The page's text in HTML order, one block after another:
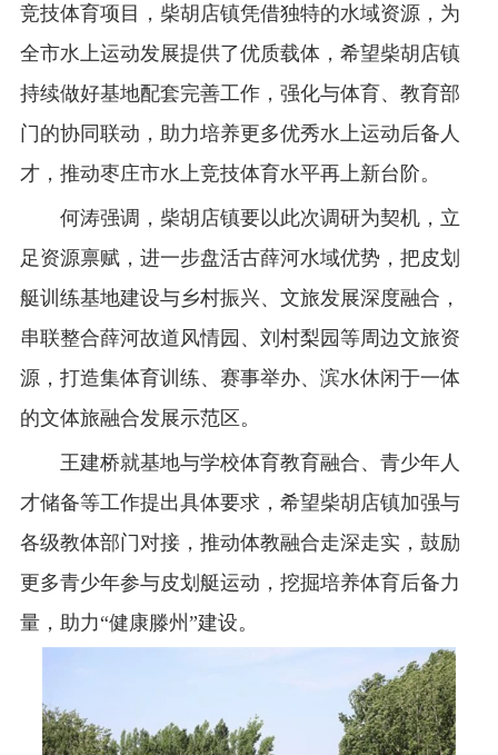
竞技体育项目，柴胡店镇凭借独特的水域资源，为
全市水上运动发展提供了优质载体，希望柴胡店镇
持续做好基地配套完善工作，强化与体育、教育部
门的协同联动，助力培养更多优秀水上运动后备人
才，推动枣庄市水上竞技体育水平再上新台阶。
何涛强调，柴胡店镇要以此次调研为契机，立
足资源禀赋，进一步盘活古薛河水域优势，把皮划
艇训练基地建设与乡村振兴、文旅发展深度融合，
串联整合薛河故道风情园、刘村梨园等周边文旅资
源，打造集体育训练、赛事举办、滨水休闲于一体
的文体旅融合发展示范区。
王建桥就基地与学校体育教育融合、青少年人
才储备等工作提出具体要求，希望柴胡店镇加强与
各级教体部门对接，推动体教融合走深走实，鼓励
更多青少年参与皮划艇运动，挖掘培养体育后备力
量，助力“健康滕州”建设。